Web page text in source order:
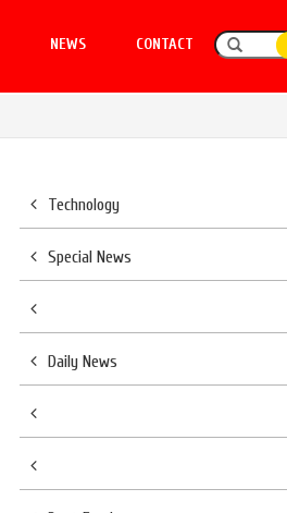
NEWS CONTACT
Technology
Special News
Daily News